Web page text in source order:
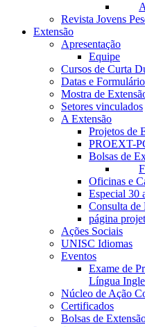
Revista Jovens
Extensão
Apresentação
Equipe
Cursos de Curta
Datas e
Mostra de
Setores vinculados
A Extensão
Projetos de
PROEXT-
Bolsas de
Oficinas e
Especial 30
Consulta de
página
Ações Sociais
UNISC Idiomas
Eventos
Exame de
Língua
Núcleo de Ação
Certificados
Bolsas de